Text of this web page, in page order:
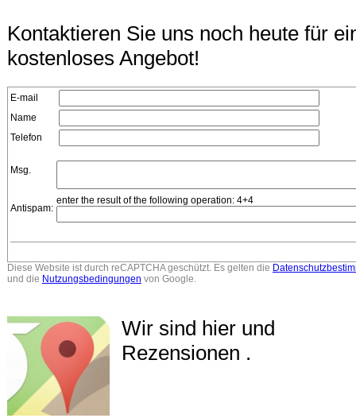
Kontaktieren Sie uns noch heute für
kostenloses Angebot!
E-mail
Name
Telefon
Msg.
Antispam:
enter the result of the following operation: 4+4
Diese Website ist durch reCAPTCHA geschützt. Es gelten die
und die Nutzungsbedingungen von Google.
Wir sind hier und
Rezensionen .